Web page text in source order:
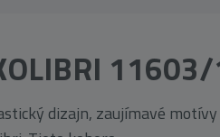
dizajn, zaujímavé